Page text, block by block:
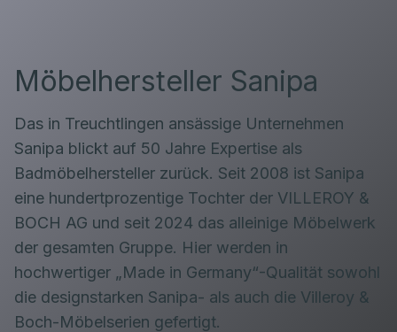
Möbelhersteller Sanipa
Das in Treuchtlingen ansässige Unternehmen
Sanipa blickt auf 50 Jahre Expertise als
Badmöbelhersteller zurück. Seit 2008 ist Sanipa
eine hundertprozentige Tochter der VILLEROY &
BOCH AG und seit 2024 das alleinige Möbelwerk
der gesamten Gruppe. Hier werden in
hochwertiger „Made in Germany“-Qualität sowohl
die designstarken Sanipa- als auch die Villeroy &
Boch-Möbelserien gefertigt.